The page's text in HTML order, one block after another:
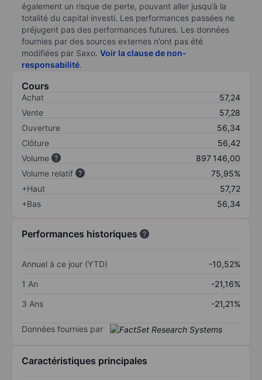
également un risque de perte, pouvant aller jusqu’à la
totalité du capital investi. Les performances passées ne
préjugent pas des performances futures. Les données
fournies par des sources externes n’ont pas été
modifiées par Saxo. Voir la clause de non-
responsabilité.
Cours
Achat
57,24
Vente
57,28
Ouverture
56,34
Clôture
56,42
Volume
897 146,00
Volume relatif
75,95%
+Haut
57,72
+Bas
56,34
Performances historiques
Annuel à ce jour (YTD)
-10,52%
1 An
-21,16%
3 Ans
-21,21%
Données fournies par
Caractéristiques principales